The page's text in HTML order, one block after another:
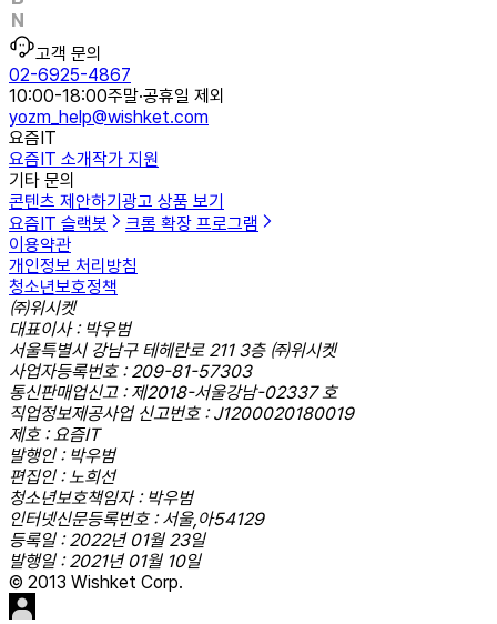
고객 문의
02-6925-4867
10:00-18:00주말·공휴일 제외
yozm_help@wishket.com
요즘IT
요즘IT 소개작가 지원
기타 문의
콘텐츠 제안하기 광고 상품 보기
요즘IT 슬랙봇
크롬 확장 프로그램
이용약관
개인정보 처리방침
청소년보호정책
㈜위시켓
대표이사 : 박우범
서울특별시 강남구 테헤란로 211 3층 ㈜위시켓
사업자등록번호 : 209-81-57303
통신판매업신고 : 제2018-서울강남-02337 호
직업정보제공사업 신고번호 : J1200020180019
제호 : 요즘IT
발행인 : 박우범
편집인 : 노희선
청소년보호책임자 : 박우범
인터넷신문등록번호 : 서울,아54129
등록일 : 2022년 01월 23일
발행일 : 2021년 01월 10일
© 2013 Wishket Corp.